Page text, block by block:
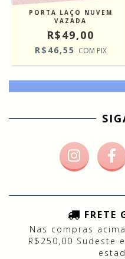
PORTA LAÇO NUVEM
VAZADA
R$49,00
R$46,55 COM PIX
FRETE
Nas compras
R$250,00 Sudeste